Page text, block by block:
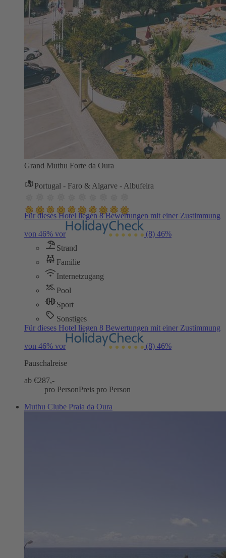
Grand Muthu Forte da Oura
Portugal - Faro & Algarve - Albufeira
Für dieses Hotel liegen 8 Bewertungen mit einer Zustimmung
von 46% vor (8) 46%
Strand
Familie
Internetzugang
Pool
Sport
Sonstiges
Für dieses Hotel liegen 8 Bewertungen mit einer Zustimmung
von 46% vor (8) 46%
Pauschalreise
ab €287,-
pro PersonPreis pro Person
Muthu Clube Praia da Oura